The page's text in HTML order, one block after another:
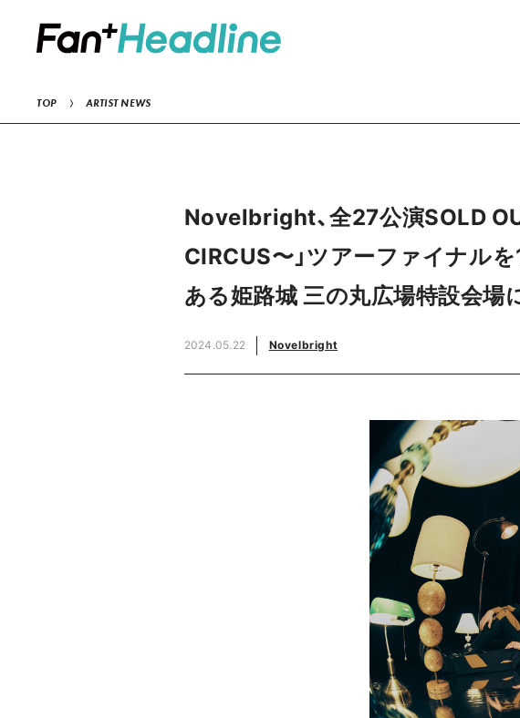
TOP ARTIST NEWS
Novelbright、全27公演SOLD
CIRCUS〜」ツアーファイナル
ある姫路城 三の丸広場特設会場
2024.05.22 Novelbright